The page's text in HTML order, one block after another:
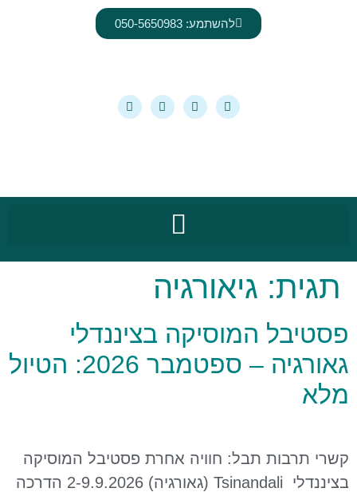
להשתמע: 050-5650983
תגית: גיאורגיה
פסטיבל המוסיקה בציננדלי
גאורגיה – ספטמבר 2026: הטיול
מלא
קשרי תרבות תבל: חוויה אחרת פסטיבל המוסיקה
בציננדלי Tsinandali (גאורגיה) 2-9.9.2026 הדרכה